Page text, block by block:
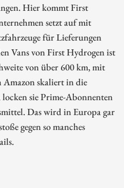
Hier kommt First
setzt auf mit
für Lieferungen
Vans von First Hydrogen ist
von über 600 km, mit
skaliert in die
sie Prime-Abonnenten
Das wird in Europa gar
gegen so manches